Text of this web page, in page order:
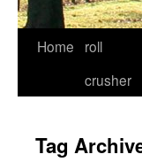
Home
roll
crusher
Tag